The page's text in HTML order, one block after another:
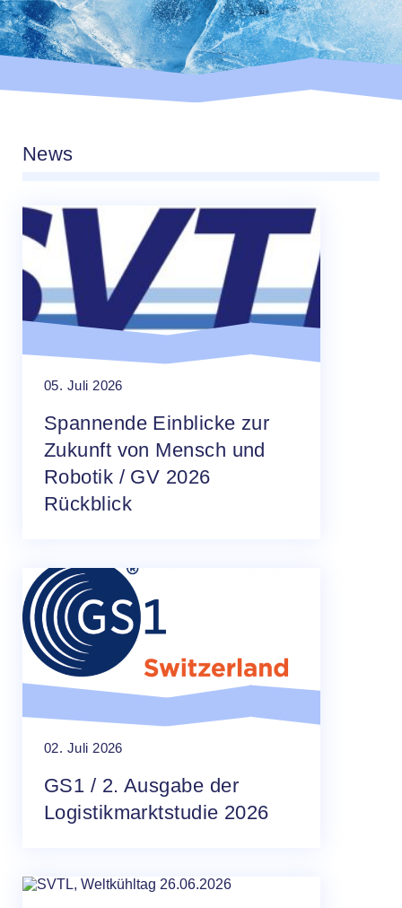
News
05. Juli 2026
Spannende Einblicke zur
Zukunft von Mensch und
Robotik / GV 2026
Rückblick
02. Juli 2026
GS1 / 2. Ausgabe der
Logistikmarktstudie 2026